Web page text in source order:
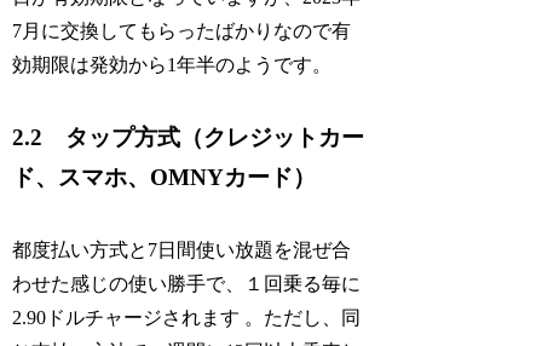
7月に交換してもらったばかりなので有
効期限は発効から1年半のようです。
2.2 タップ方式（クレジットカー
ド、スマホ、OMNYカード）
都度払い方式と7日間使い放題を混ぜ合
わせた感じの使い勝手で、１回乗る毎に
2.90ドルチャージされます 。ただし、同